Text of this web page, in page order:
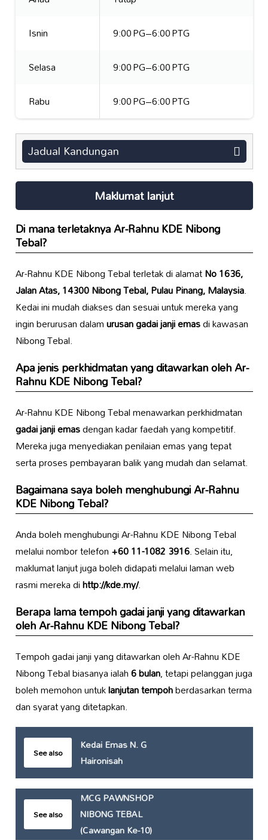
Isnin
9:00 PG–6:00 PTG
Selasa
9:00 PG–6:00 PTG
Rabu
9:00 PG–6:00 PTG
Jadual Kandungan
Maklumat lanjut
Di mana terletaknya Ar-Rahnu KDE Nibong
Tebal?
Ar-Rahnu KDE Nibong Tebal terletak di alamatNo 1636,
Jalan Atas, 14300 Nibong Tebal, Pulau Pinang, Malaysia.
Kedai ini mudah diakses dan sesuai untuk mereka yang
ingin berurusan dalamurusan gadai janji emasdi kawasan
Nibong Tebal.
Apa jenis perkhidmatan yang ditawarkan oleh Ar-
Rahnu KDE Nibong Tebal?
Ar-Rahnu KDE Nibong Tebal menawarkan perkhidmatan
gadai janji emasdengan kadar faedah yang kompetitif.
Mereka juga menyediakan penilaian emas yang tepat
serta proses pembayaran balik yang mudah dan selamat.
Bagaimana saya boleh menghubungi Ar-Rahnu
KDE Nibong Tebal?
Anda boleh menghubungi Ar-Rahnu KDE Nibong Tebal
melalui nombor telefon+60 11-1082 3916. Selain itu,
maklumat lanjut juga boleh didapati melalui laman web
rasmi mereka dihttp://kde.my/.
Berapa lama tempoh gadai janji yang ditawarkan
oleh Ar-Rahnu KDE Nibong Tebal?
Tempoh gadai janji yang ditawarkan oleh Ar-Rahnu KDE
Nibong Tebal biasanya ialah6 bulan, tetapi pelanggan juga
boleh memohon untuklanjutan tempohberdasarkan terma
dan syarat yang ditetapkan.
See also
Kedai Emas N. G
Haironisah
See also
MCG PAWNSHOP
NIBONG TEBAL
(Cawangan Ke-10)